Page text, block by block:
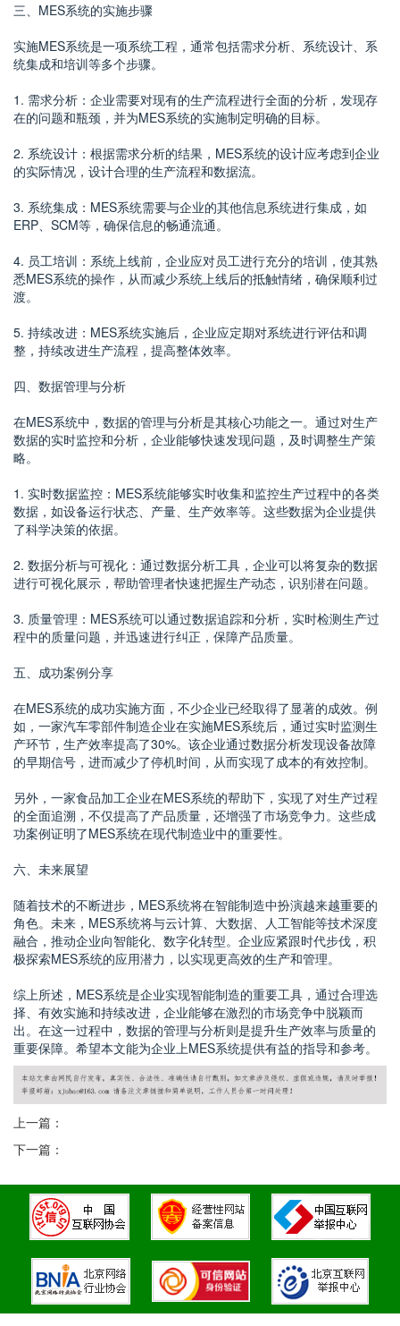
三、MES系统的实施步骤
实施MES系统是一项系统工程，通常包括需求分析、系统设计、系
统集成和培训等多个步骤。
1. 需求分析：企业需要对现有的生产流程进行全面的分析，发现存
在的问题和瓶颈，并为MES系统的实施制定明确的目标。
2. 系统设计：根据需求分析的结果，MES系统的设计应考虑到企业
的实际情况，设计合理的生产流程和数据流。
3. 系统集成：MES系统需要与企业的其他信息系统进行集成，如
ERP、SCM等，确保信息的畅通流通。
4. 员工培训：系统上线前，企业应对员工进行充分的培训，使其熟
悉MES系统的操作，从而减少系统上线后的抵触情绪，确保顺利过
渡。
5. 持续改进：MES系统实施后，企业应定期对系统进行评估和调
整，持续改进生产流程，提高整体效率。
四、数据管理与分析
在MES系统中，数据的管理与分析是其核心功能之一。通过对生产
数据的实时监控和分析，企业能够快速发现问题，及时调整生产策
略。
1. 实时数据监控：MES系统能够实时收集和监控生产过程中的各类
数据，如设备运行状态、产量、生产效率等。这些数据为企业提供
了科学决策的依据。
2. 数据分析与可视化：通过数据分析工具，企业可以将复杂的数据
进行可视化展示，帮助管理者快速把握生产动态，识别潜在问题。
3. 质量管理：MES系统可以通过数据追踪和分析，实时检测生产过
程中的质量问题，并迅速进行纠正，保障产品质量。
五、成功案例分享
在MES系统的成功实施方面，不少企业已经取得了显著的成效。例
如，一家汽车零部件制造企业在实施MES系统后，通过实时监测生
产环节，生产效率提高了30%。该企业通过数据分析发现设备故障
的早期信号，进而减少了停机时间，从而实现了成本的有效控制。
另外，一家食品加工企业在MES系统的帮助下，实现了对生产过程
的全面追溯，不仅提高了产品质量，还增强了市场竞争力。这些成
功案例证明了MES系统在现代制造业中的重要性。
六、未来展望
随着技术的不断进步，MES系统将在智能制造中扮演越来越重要的
角色。未来，MES系统将与云计算、大数据、人工智能等技术深度
融合，推动企业向智能化、数字化转型。企业应紧跟时代步伐，积
极探索MES系统的应用潜力，以实现更高效的生产和管理。
综上所述，MES系统是企业实现智能制造的重要工具，通过合理选
择、有效实施和持续改进，企业能够在激烈的市场竞争中脱颖而
出。在这一过程中，数据的管理与分析则是提升生产效率与质量的
重要保障。希望本文能为企业上MES系统提供有益的指导和参考。
上一篇：
下一篇：